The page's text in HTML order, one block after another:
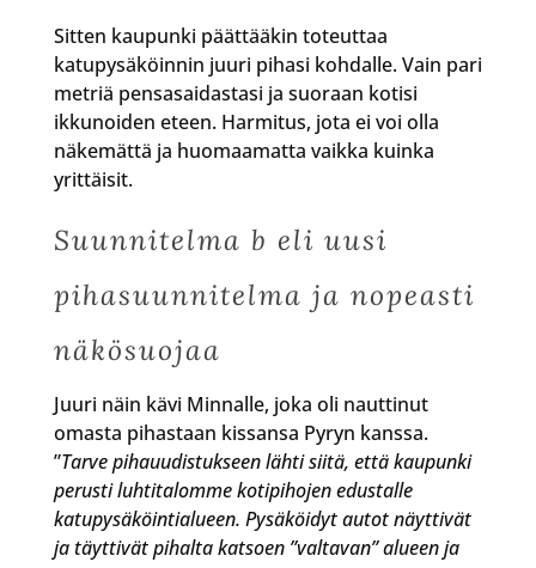
Sitten kaupunki päättääkin toteuttaa
katupysäköinnin juuri pihasi kohdalle. Vain pari
metriä pensasaidastasi ja suoraan kotisi
ikkunoiden eteen. Harmitus, jota ei voi olla
näkemättä ja huomaamatta vaikka kuinka
yrittäisit.
Suunnitelma b eli uusi
pihasuunnitelma ja nopeasti
näkösuojaa
Juuri näin kävi Minnalle, joka oli nauttinut
omasta pihastaan kissansa Pyryn kanssa.
”Tarve pihauudistukseen lähti siitä, että kaupunki
perusti luhtitalomme kotipihojen edustalle
katupysäköintialueen. Pysäköidyt autot näyttivät
ja täyttivät pihalta katsoen ”valtavan” alueen ja